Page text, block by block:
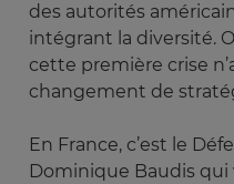
des autorités
intégrant la diversité.
cette première crise
changement de
En France, c’est le
Dominique Baudis